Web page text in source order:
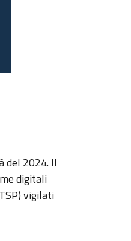
del 2024. Il
digitali
vigilati